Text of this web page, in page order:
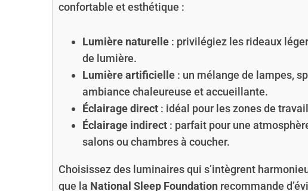
confortable et esthétique :
Lumière naturelle : privilégiez les rideaux
de lumière.
Lumière artificielle : un mélange de lampes,
ambiance chaleureuse et accueillante.
Éclairage direct : idéal pour les zones de
Éclairage indirect : parfait pour une
salons ou chambres à coucher.
Choisissez des luminaires qui s’intègrent
que la National Sleep Foundation recommande